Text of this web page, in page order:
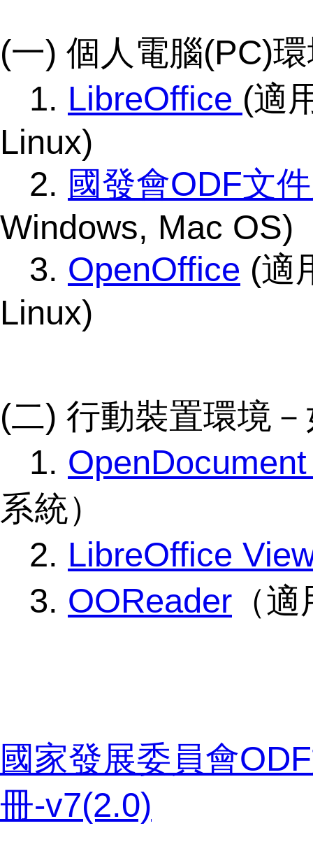
(一) 個人電腦(PC)
1. LibreOffice (適
Linux)
2. 國發會ODF文
Windows, Mac OS)
3. OpenOffice (適
Linux)
(二) 行動裝置環境
1.
系統）
2. LibreOffice
3. OOReader （
國家發展委員會
冊-v7(2.0)